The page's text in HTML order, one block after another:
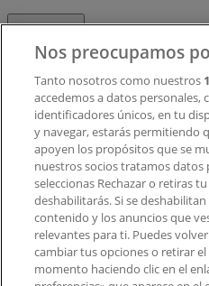
Contacto comercial y
Tienda mal colocada en
Notificar un folleto
¿Encontraste un
aplicación?
Índices
Nos preocupamos
Tanto nosotros como nuestros
accedemos a datos personales,
identificadores únicos, en tu
y navegar, estarás permitiendo
apoyen los propósitos que se
nuestros socios tratamos datos
seleccionas Rechazar o retiras
deshabilitarás. Si se
contenido y los anuncios que
relevantes para ti. Puedes
cambiar tus opciones o retirar
momento haciendo clic en el